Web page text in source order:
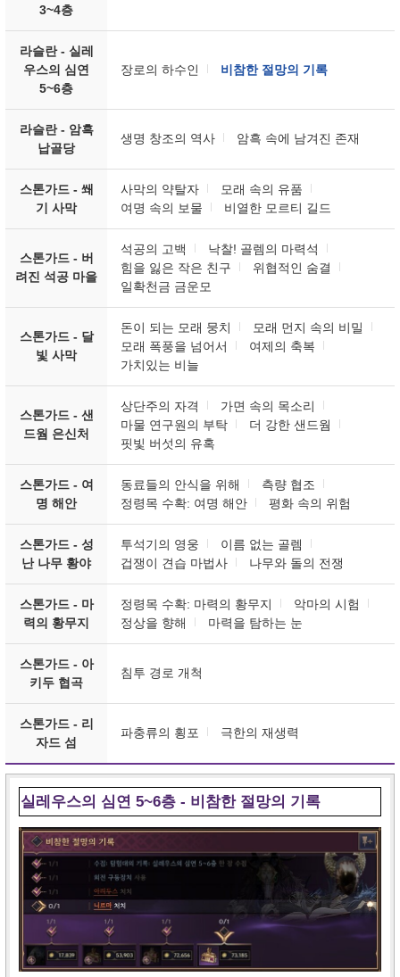
3~4층
라슬란 - 실레
우스의 심연
5~6층
장로의 하수인 비참한 절망의 기록
라슬란 - 암흑
납골당
생명 창조의 역사 암흑 속에 남겨진 존재
스톤가드 - 쐐
기 사막
사막의 약탈자
모래 속의 유품
여명 속의 보물
비열한 모르티 길드
스톤가드 - 버
려진 석공 마을
석공의 고백
낙찰! 골렘의 마력석
힘을 잃은 작은 친구
위협적인 숨결
일확천금 금운모
스톤가드 - 달
빛 사막
돈이 되는 모래 뭉치
모래 먼지 속의 비밀
모래 폭풍을 넘어서
여제의 축복
가치있는 비늘
스톤가드 - 샌
드웜 은신처
상단주의 자격
가면 속의 목소리
마물 연구원의 부탁
더 강한 샌드웜
핏빛 버섯의 유혹
스톤가드 - 여
명 해안
동료들의 안식을 위해
측량 협조
정령목 수확: 여명 해안
평화 속의 위험
스톤가드 - 성
난 나무 황야
투석기의 영웅
이름 없는 골렘
겁쟁이 견습 마법사
나무와 돌의 전쟁
스톤가드 - 마
력의 황무지
정령목 수확: 마력의 황무지
악마의 시험
정상을 향해
마력을 탐하는 눈
스톤가드 - 아
키두 협곡
침투 경로 개척
스톤가드 - 리
자드 섬
파충류의 횡포 극한의 재생력
실레우스의 심연 5~6층 - 비참한 절망의 기록